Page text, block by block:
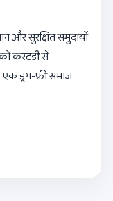
और सुरक्षित समुदायों
कस्टडी से
ड्रग-फ्री समाज